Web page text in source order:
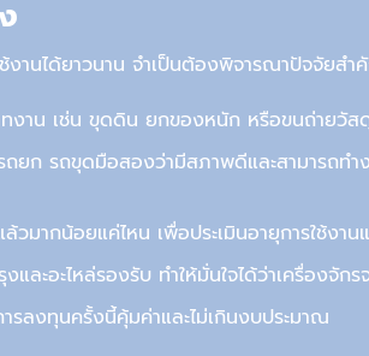
งานได้ยาวนาน จำเป็นต้องพิจารณาปัจจัยส
งาน เช่น ขุดดิน ยกของหนัก หรือขนถ่ายวัส
ถยก รถขุดมือสองว่ามีสภาพดีและสามารถท
วมากน้อยแค่ไหน เพื่อประเมินอายุการใช้งาน
และอะไหล่รองรับ ทำให้มั่นใจได้ว่าเครื่องจัก
ลงทุนครั้งนี้คุ้มค่าและไม่เกินงบประมาณ